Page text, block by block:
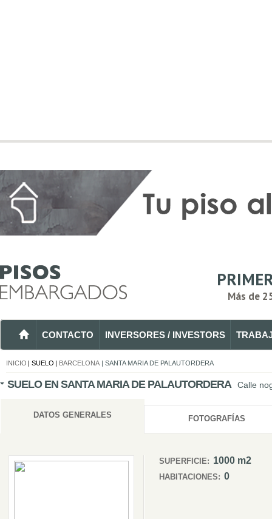
Más de
CONTACTO INVERSORES / INVESTORS
INICIO | SUELO | BARCELONA | SANTA MARIA DE PALAUTORDERA
SUELO EN SANTA MARIA DE PALAUTORDERA Calle
DATOS GENERALES FOTOGRAFÍAS
SUPERFICIE: 1000 m2
HABITACIONES: 0